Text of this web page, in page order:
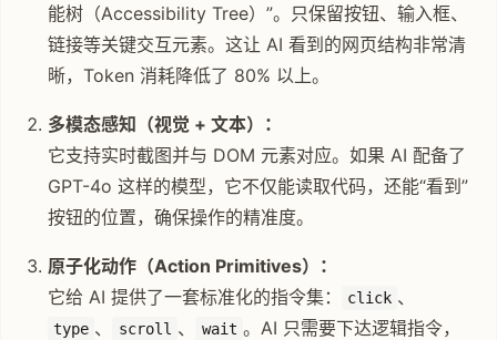
能树（Accessibility Tree）”。只保留按钮、输入框、
链接等关键交互元素。这让 AI 看到的网页结构非常清
晰，Token 消耗降低了 80% 以上。
多模态感知（视觉 + 文本）：
它支持实时截图并与 DOM 元素对应。如果 AI 配备了
GPT-4o 这样的模型，它不仅能读取代码，还能“看到”
按钮的位置，确保操作的精准度。
原子化动作（Action Primitives）：
它给 AI 提供了一套标准化的指令集：
click 、
type 、 scroll 、 wait 。AI 只需要下达逻辑指令，